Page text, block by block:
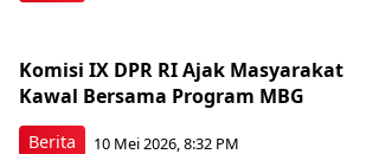
Berita
Komisi IX DPR RI Ajak Masyarakat
Kawal Bersama Program MBG
10 Mei 2026, 8:32 PM